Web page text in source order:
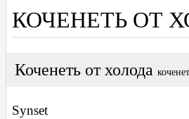
КОЧЕНЕТЬ ОТ
Коченеть от холода
Synset